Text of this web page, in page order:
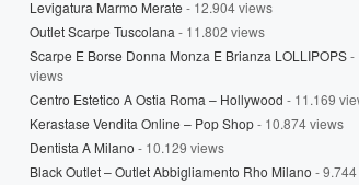
Levigatura Marmo Merate - 12.904 views
Outlet Scarpe Tuscolana - 11.802 views
Scarpe E Borse Donna Monza E Brianza LOLLIPOPS-
views
Centro Estetico A Ostia Roma – Hollywood - 11.169
Kerastase Vendita Online – Pop Shop- 10.874 views
Dentista A Milano - 10.129 views
Black Outlet – Outlet Abbigliamento Rho Milano -